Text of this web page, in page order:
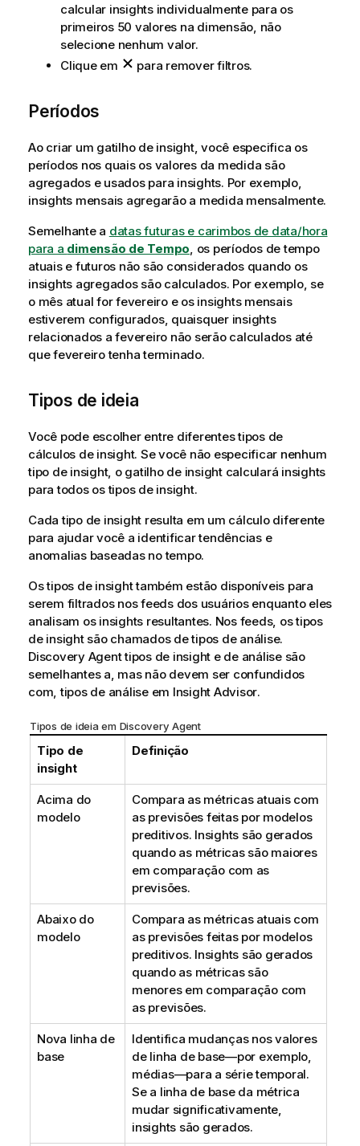
calcular insights individualmente para os
primeiros 50 valores na dimensão, não
selecione nenhum valor.
Clique em
para remover filtros.
Períodos
Ao criar um gatilho de insight, você especifica os
períodos nos quais os valores da medida são
agregados e usados para insights. Por exemplo,
insights mensais agregarão a medida mensalmente.
Semelhante a datas futuras e carimbos de data/hora
para a dimensão de Tempo , os períodos de tempo
atuais e futuros não são considerados quando os
insights agregados são calculados. Por exemplo, se
o mês atual for fevereiro e os insights mensais
estiverem configurados, quaisquer insights
relacionados a fevereiro não serão calculados até
que fevereiro tenha terminado.
Tipos de ideia
Você pode escolher entre diferentes tipos de
cálculos de insight. Se você não especificar nenhum
tipo de insight, o gatilho de insight calculará insights
para todos os tipos de insight.
Cada tipo de insight resulta em um cálculo diferente
para ajudar você a identificar tendências e
anomalias baseadas no tempo.
Os tipos de insight também estão disponíveis para
serem filtrados nos feeds dos usuários enquanto eles
analisam os insights resultantes. Nos feeds, os tipos
de insight são chamados de tipos de análise.
Discovery Agenttipos de insight e de análise são
semelhantes a, mas não devem ser confundidos
com, tipos de análise em Insight Advisor.
Tipos de ideia em Discovery Agent
Tipo de
insight
Definição
Acima do
modelo
Compara as métricas atuais com
as previsões feitas por modelos
preditivos. Insights são gerados
quando as métricas são maiores
em comparação com as
previsões.
Abaixo do
modelo
Compara as métricas atuais com
as previsões feitas por modelos
preditivos. Insights são gerados
quando as métricas são
menores em comparação com
as previsões.
Nova linha de
base
Identifica mudanças nos valores
de linha de base—por exemplo,
médias—para a série temporal.
Se a linha de base da métrica
mudar significativamente,
insights são gerados.